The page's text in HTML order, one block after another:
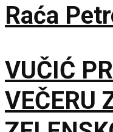
Raća
VUČIĆ
VEČERU